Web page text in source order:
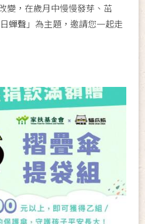
變，在歲月中慢慢發芽、茁
蟬聲」為主題，邀請您一起走